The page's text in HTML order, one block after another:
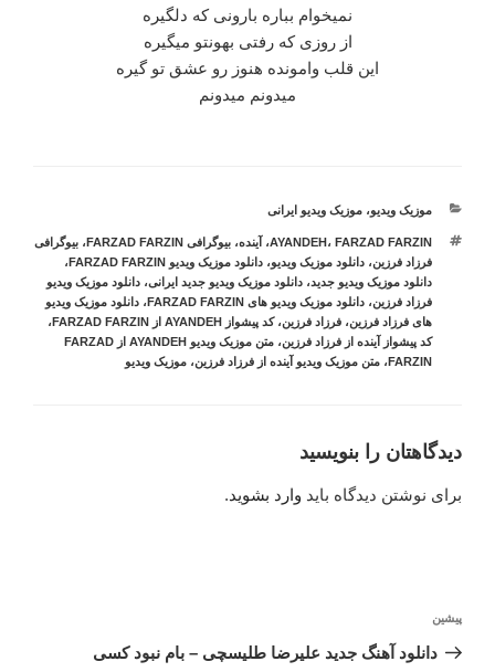
نمیخوام بباره بارونی که دلگیره
از روزی که رفتی بهونتو میگیره
این قلب وامونده هنوز رو عشق تو گیره
میدونم میدونم
دسته‌ها
موزیک ویدیو،موزیک ویدیو ایرانی
برچسب‌ها AYANDEH ، FARZAD FARZIN ، آینده،بیوگرافی FARZAD FARZIN ،بیوگرافی
فرزاد فرزین،دانلود موزیک ویدیو،دانلود موزیک ویدیو FARZAD FARZIN
،
دانلود موزیک ویدیو جدید،دانلود موزیک ویدیو جدید ایرانی،دانلود موزیک ویدیو
فرزاد فرزین،دانلود موزیک ویدیو های FARZAD FARZIN ،دانلود موزیک ویدیو
های فرزاد فرزین،فرزاد فرزین،کد پیشواز AYANDEH از FARZAD FARZIN
،
کد پیشواز آینده از فرزاد فرزین،
متن موزیک ویدیو AYANDEH از FARZAD
FARZIN ،متن موزیک ویدیو آینده از فرزاد فرزین،موزیک ویدیو
دیدگاهتان را بنویسید
برای نوشتن دیدگاه باید وارد بشوید.
نوشته
قبلی
پیشین
دانلود آهنگ جدید علیرضا طلیسچی – بام نبود کسی